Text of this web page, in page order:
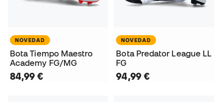
NOVEDAD
Bota Tiempo Maestro
Academy FG/MG
84,99 €
NOVEDAD
Bota Predator League LL
FG
94,99 €